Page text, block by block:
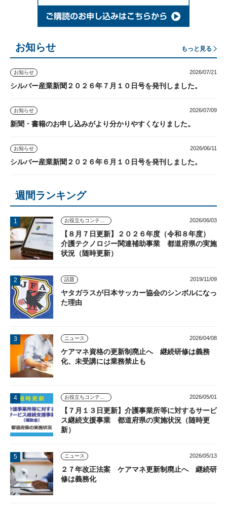
お知らせ もっと見る
お知らせ 2026/07/21
シルバー産業新聞２０２６年７月１０日号を発刊しました。
お知らせ 2026/07/09
新聞・書籍のお申し込みがより分かりやすくなりました。
お知らせ 2026/06/11
シルバー産業新聞２０２６年６月１０日号を発刊しました。
週間ランキング
2026/06/03
【８月７日更新】２０２６年度（令和８年度）
介護テクノロジー関連補助事業 都道府県の実施
状況（随時更新）
話題 2019/11/09
ヤタガラスが日本サッカー協会のシンボルになっ
た理由
ニュース 2026/04/08
ケアマネ資格の更新制廃止へ 継続研修は義務
化、未受講には業務禁止も
2026/05/01
【７月１３日更新】介護事業所等に対するサービ
ス継続支援事業 都道府県の実施状況（随時更
新）
ニュース 2026/05/13
２７年改正法案 ケアマネ更新制廃止へ 継続研
修は義務化